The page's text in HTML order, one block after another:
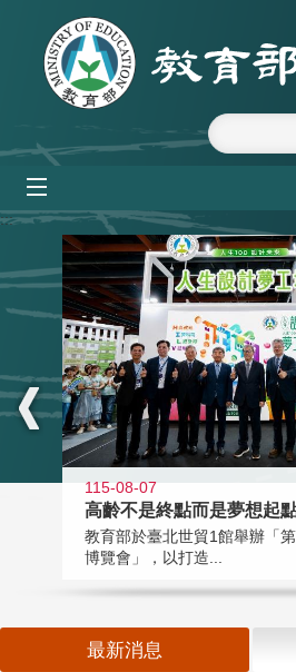
跳到主要內容區塊
:::
115-08-07
高齡不是終點而是夢想起
教育部於臺北世貿1館舉辦「
博覽會」，以打造...
最新消息